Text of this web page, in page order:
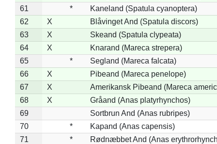
61
*
Kaneland (Spatula cyanoptera)
62
X
Blåvinget And (Spatula discors)
63
X
Skeand (Spatula clypeata)
64
X
Knarand (Mareca strepera)
65
*
Segland (Mareca falcata)
66
X
Pibeand (Mareca penelope)
67
X
Amerikansk Pibeand (Mareca
68
X
Gråand (Anas platyrhynchos)
69
Sortbrun And (Anas rubripes)
70
*
Kapand (Anas capensis)
71
*
Rødnæbbet And (Anas